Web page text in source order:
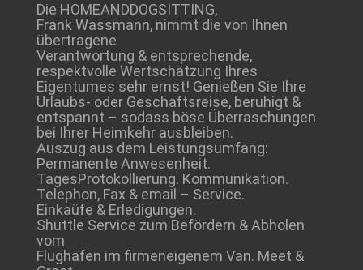
Die HOMEANDDOGSITTING,
Frank Wassmann, nimmt die von Ihnen
übertragene
Verantwortung & entsprechende,
respektvolle Wertschätzung Ihres
Eigentumes sehr ernst! Genießen Sie Ihre
Urlaubs- oder Geschaftsreise, beruhigt &
entspannt – sodass böse Überraschungen
bei Ihrer Heimkehr ausbleiben.
Auszug aus dem Leistungsumfang:
Permanente Anwesenheit.
TagesProtokollierung. Kommunikation.
Telephon, Fax & email – Service.
Einkaüfe & Erledigungen.
Shuttle Service zum Befördern & Abholen
vom
Flughafen im firmeneigenem Van. Meet &